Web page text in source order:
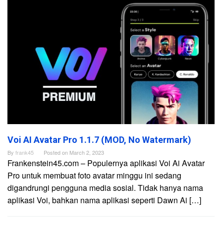
Voi AI Avatar Pro 1.1.7 (MOD, No Watermark)
By frank45 Posted on March 2, 2023
Frankenstein45.com – Populernya aplikasi Voi Ai Avatar
Pro untuk membuat foto avatar minggu ini sedang
digandrungi pengguna media sosial. Tidak hanya nama
aplikasi Voi, bahkan nama aplikasi seperti Dawn Ai […]